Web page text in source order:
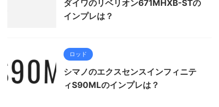
ダイワのリベリオン671MHXB-STの
インプレは？
ロッド
シマノのエクスセンスインフィニテ
ィS90MLのインプレは？